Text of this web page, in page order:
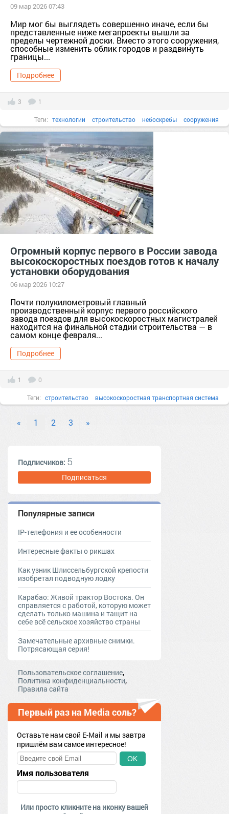
09 мар 2026 07:43
Мир мог бы выглядеть совершенно иначе, если бы
представленные ниже мегапроекты вышли за
пределы чертежной доски. Вместо этого сооружения,
способные изменить облик городов и раздвинуть
границы...
Подробнее
3 1
Теги: технологии строительство небоскребы сооружения
Огромный корпус первого в России завода
высокоскоростных поездов готов к началу
установки оборудования
06 мар 2026 10:27
Почти полукилометровый главный
производственный корпус первого российского
завода поездов для высокоскоростных магистралей
находится на финальной стадии строительства — в
самом конце февраля...
Подробнее
1 0
Теги: строительство высокоскоростная транспортная система
« 1 2 3 »
Подписчиков: 5
Подписаться
Популярные записи
IP-телефония и ее особенности
Интересные факты о рикшах
Как узник Шлиссельбургской крепости
изобретал подводную лодку
Карабао: Живой трактор Востока. Он
справляется с работой, которую может
сделать только машина и тащит на
себе всё сельское хозяйство страны
Замечательные архивные снимки.
Потрясающая серия!
Пользовательское соглашение,
Политика конфиденциальности,
Правила сайта
Первый раз на Media соль?
Оставьте нам свой E-Mail и мы завтра
пришлём вам самое интересное!
OK
Имя пользователя
Или просто кликните на иконку вашей